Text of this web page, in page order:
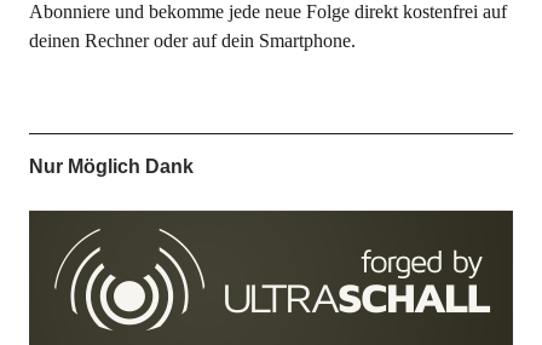
Abonniere und bekomme jede neue Folge direkt kostenfrei auf
deinen Rechner oder auf dein Smartphone.
Nur Möglich Dank